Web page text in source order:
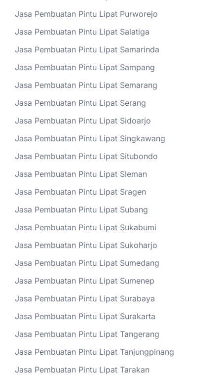
Jasa Pembuatan Pintu Lipat Purworejo
Jasa Pembuatan Pintu Lipat Salatiga
Jasa Pembuatan Pintu Lipat Samarinda
Jasa Pembuatan Pintu Lipat Sampang
Jasa Pembuatan Pintu Lipat Semarang
Jasa Pembuatan Pintu Lipat Serang
Jasa Pembuatan Pintu Lipat Sidoarjo
Jasa Pembuatan Pintu Lipat Singkawang
Jasa Pembuatan Pintu Lipat Situbondo
Jasa Pembuatan Pintu Lipat Sleman
Jasa Pembuatan Pintu Lipat Sragen
Jasa Pembuatan Pintu Lipat Subang
Jasa Pembuatan Pintu Lipat Sukabumi
Jasa Pembuatan Pintu Lipat Sukoharjo
Jasa Pembuatan Pintu Lipat Sumedang
Jasa Pembuatan Pintu Lipat Sumenep
Jasa Pembuatan Pintu Lipat Surabaya
Jasa Pembuatan Pintu Lipat Surakarta
Jasa Pembuatan Pintu Lipat Tangerang
Jasa Pembuatan Pintu Lipat Tanjungpinang
Jasa Pembuatan Pintu Lipat Tarakan